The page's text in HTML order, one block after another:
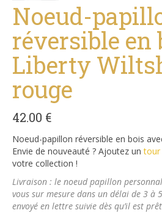
Noeud-
réversible en
Liberty
rouge
42.00 €
Noeud-papillon réversible en bois
Envie de nouveauté ? Ajoutez un tour
votre collection !
Livraison : le noeud papillon
vous sur mesure dans un délai de 3 à
envoyé en lettre suivie dès qu’il est